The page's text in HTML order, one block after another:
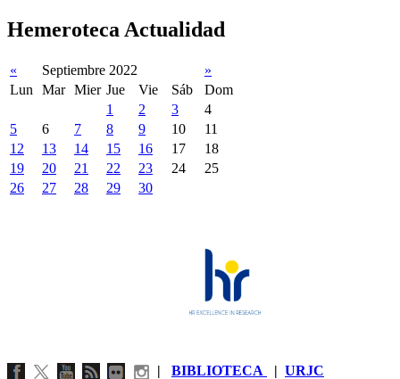
Hemeroteca Actualidad
« Septiembre 2022
»
Lun
Mar Mier Jue Vie Sáb
Dom
1
2 3
4
5
6 7 8 9 10
11
12
13 14 15 16 17
18
19
20 21 22 23 24
25
26
27 28 29 30
| BIBLIOTECA | URJC